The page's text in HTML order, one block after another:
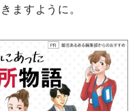
ますように。